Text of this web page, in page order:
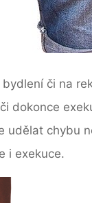
či na
dokonce
udělat
i exekuce.